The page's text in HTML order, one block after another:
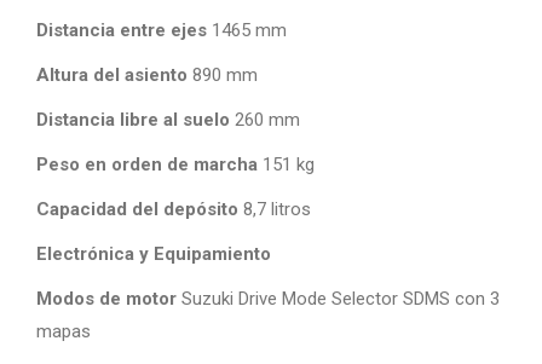
Distancia entre ejes 1465 mm
Altura del asiento 890 mm
Distancia libre al suelo 260 mm
Peso en orden de marcha 151 kg
Capacidad del depósito 8,7 litros
Electrónica y Equipamiento
Modos de motor Suzuki Drive Mode Selector SDMS con 3
mapas